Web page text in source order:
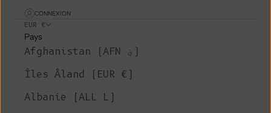
CONNEXION
EUR €
Pays
Afghanistan (AFN ؋)
Îles Åland (EUR €)
Albanie (ALL L)